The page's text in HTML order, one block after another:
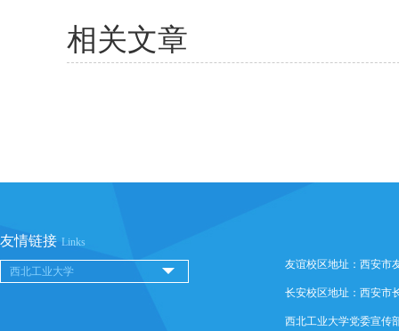
相关文章
友情链接 Links
友谊校区地址：西安市
长安校区地址：西安市
西北工业大学党委宣传